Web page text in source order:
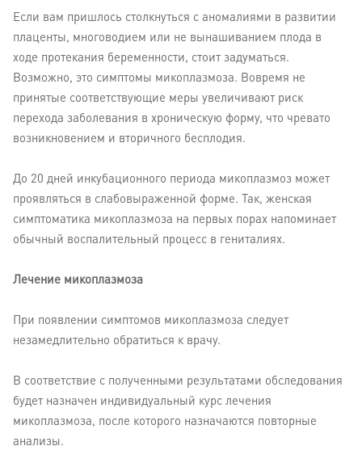
Если вам пришлось столкнуться с аномалиями в развитии
плаценты, многоводием или не вынашиванием плода в
ходе протекания беременности, стоит задуматься.
Возможно, это симптомы микоплазмоза. Вовремя не
принятые соответствующие меры увеличивают риск
перехода заболевания в хроническую форму, что чревато
возникновением и вторичного бесплодия.
До 20 дней инкубационного периода микоплазмоз может
проявляться в слабовыраженной форме. Так, женская
симптоматика микоплазмоза на первых порах напоминает
обычный воспалительный процесс в гениталиях.
Лечение микоплазмоза
При появлении симптомов микоплазмоза следует
незамедлительно обратиться к врачу.
В соответствие с полученными результатами обследования
будет назначен индивидуальный курс лечения
микоплазмоза, после которого назначаются повторные
анализы.